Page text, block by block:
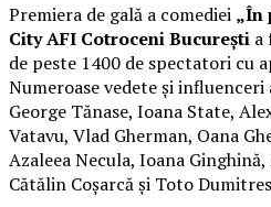
Premiera de gală a comediei „În
City AFI Cotroceni București a
de peste 1400 de spectatori cu
Numeroase vedete și
George Tănase, Ioana State,
Vatavu, Vlad Gherman, Oana
Azaleea Necula, Ioana Ginghină,
Cătălin Coșarcă și Toto